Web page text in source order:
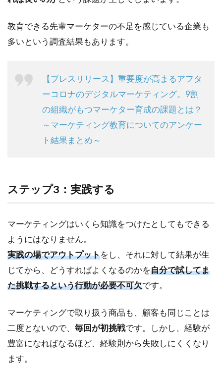
教育できる先輩マーケターの不足を感じている企業も
多いという調査結果もあります。
【プレスリリース】重要度が高まるアフタ
ーコロナのデジタルマーケティング。9割
の組織がもつマーケター育成の課題とは？
～マーケティング教育についてのアンケー
ト結果まとめ～
ステップ3：実践する
マーケティングはいくら知識をつけたとしてもできる
ようにはなりません。
実践の場でアウトプットをし、それに対して結果が生
じてから、どうすればよくなるのかを自分で試してま
た挑戦するという行動が必要不可欠です。
マーケティングで取り扱う商品も、顧客も同じことは
二度とないので、 毎回が初挑戦です。しかし、経験が
豊富になればなるほど、経験則から失敗しにくくなり
ます。